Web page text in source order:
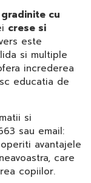
gradinite cu
crese si
este
si multiple
increderea
educatia de
si
sau email:
avantajele
care
copiilor.